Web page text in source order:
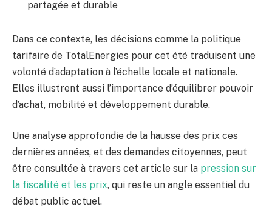
partagée et durable
Dans ce contexte, les décisions comme la politique
tarifaire de TotalEnergies pour cet été traduisent une
volonté d’adaptation à l’échelle locale et nationale.
Elles illustrent aussi l’importance d’équilibrer pouvoir
d’achat, mobilité et développement durable.
Une analyse approfondie de la hausse des prix ces
dernières années, et des demandes citoyennes, peut
être consultée à travers cet article sur la pression sur
la fiscalité et les prix, qui reste un angle essentiel du
débat public actuel.